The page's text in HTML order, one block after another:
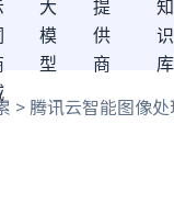
大
模
型
提
供
商
知
识
库
> 腾讯云智能图像